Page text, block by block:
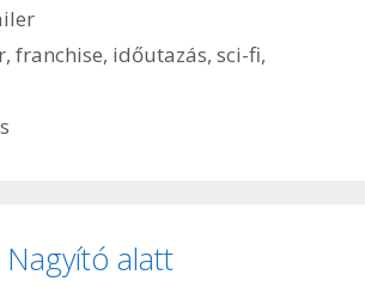
,franchise, időutazás,sci-fi,
alatt